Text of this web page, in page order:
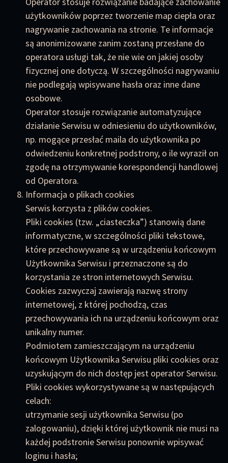
użytkowników poprzez tworzenie map ciepła oraz
nagrywanie zachowania na stronie. Te informacje
są anonimizowane zanim zostaną przesłane do
operatora usługi tak, że nie wie on jakiej osoby
fizycznej one dotyczą. W szczególności nagrywaniu
nie podlegają wpisywane hasła oraz inne dane
osobowe.
Operator stosuje rozwiązanie automatyzujące
działanie Serwisu w odniesieniu do użytkowników,
np. mogące przesłać maila do użytkownika po
odwiedzeniu konkretnej podstrony, o ile wyraził on
zgodę na otrzymywanie korespondencji handlowej
od Operatora.
Informacja o plikach cookies
Serwis korzysta z plików cookies.
Pliki cookies (tzw. „ciasteczka”) stanowią dane
informatyczne, w szczególności pliki tekstowe,
które przechowywane są w urządzeniu końcowym
Użytkownika Serwisu i przeznaczone są do
korzystania ze stron internetowych Serwisu.
Cookies zazwyczaj zawierają nazwę strony
internetowej, z której pochodzą, czas
przechowywania ich na urządzeniu końcowym oraz
unikalny numer.
Podmiotem zamieszczającym na urządzeniu
końcowym Użytkownika Serwisu pliki cookies oraz
uzyskującym do nich dostęp jest operator Serwisu.
Pliki cookies wykorzystywane są w następujących
celach:
utrzymanie sesji użytkownika Serwisu (po
zalogowaniu), dzięki której użytkownik nie musi na
każdej podstronie Serwisu ponownie wpisywać
loginu i hasła;